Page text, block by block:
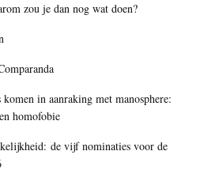
zou je dan nog wat doen?
in aanraking met manosphere:
homofobie
de vijf nominaties voor de